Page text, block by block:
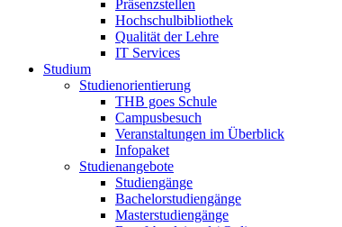
Präsenzstellen
Hochschulbibliothek
Qualität der Lehre
IT Services
Studium
Studienorientierung
THB goes Schule
Campusbesuch
Veranstaltungen im Überblick
Infopaket
Studienangebote
Studiengänge
Bachelorstudiengänge
Masterstudiengänge